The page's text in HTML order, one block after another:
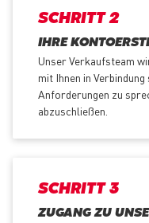
SCHRITT 2
IHRE
Unser Verkaufsteam
mit Ihnen in
Anforderungen zu
abzuschließen.
SCHRITT 3
ZUGANG ZU